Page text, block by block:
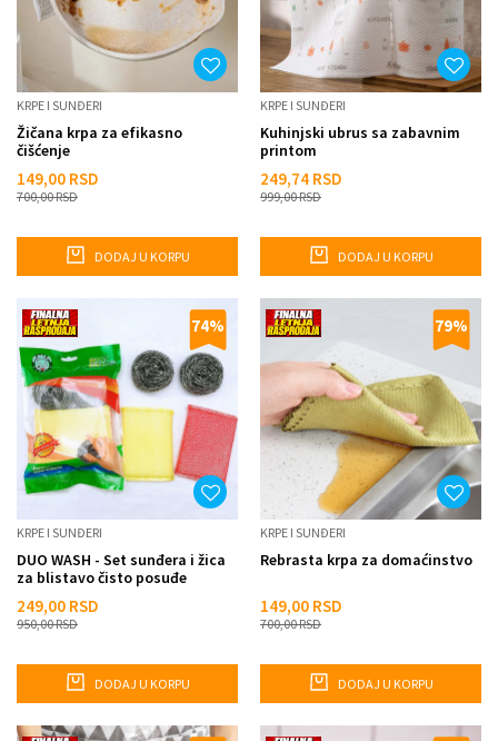
KRPE I SUNĐERI
Žičana krpa za efikasno
čišćenje
149,00 RSD
700,00RSD
DODAJ U KORPU
KRPE I SUNĐERI
Kuhinjski ubrus sa zabavnim
printom
249,74 RSD
999,00RSD
DODAJ U KORPU
74%
KRPE I SUNĐERI
DUO WASH - Set sunđera i žica
za blistavo čisto posuđe
249,00 RSD
950,00RSD
DODAJ U KORPU
79%
KRPE I SUNĐERI
Rebrasta krpa za domaćinstvo
149,00 RSD
700,00RSD
DODAJ U KORPU